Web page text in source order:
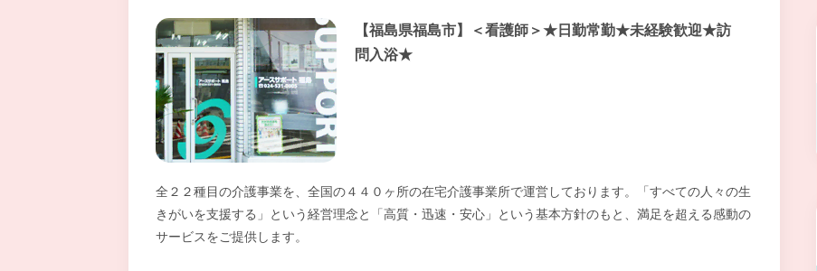
【福島県福島市】＜看護師＞★日勤常勤★未経験歓迎★訪
問入浴★
全２２種目の介護事業を、全国の４４０ヶ所の在宅介護事業所で運営しております。「すべての人々の生
きがいを支援する」という経営理念と「高質・迅速・安心」という基本方針のもと、満足を超える感動の
サービスをご提供します。